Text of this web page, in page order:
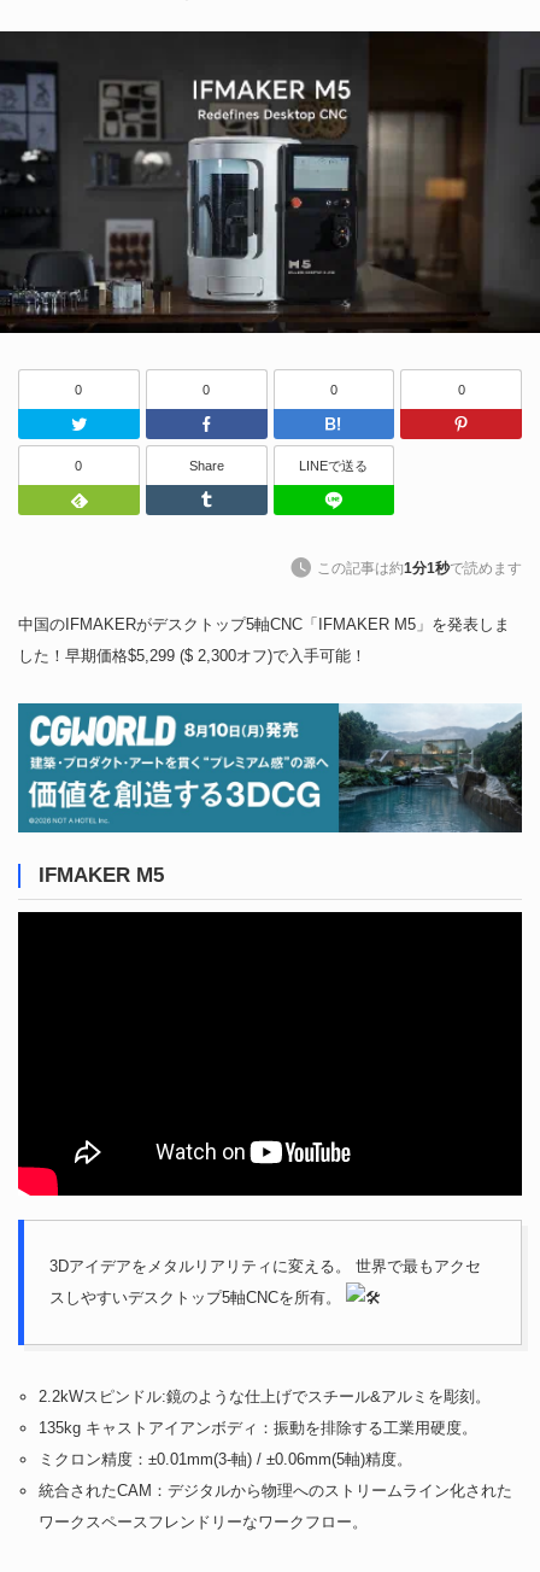
0
Twitter
0
Facebook
0
はてなブッ
0
0
Feedly
Share
Tumblr
LINEで送る
この記事は約1分1秒で読めます
中国のIFMAKERがデスクトップ5軸CNC「IFMAKER M5」を発表しま
した！早期価格$5,299 ($ 2,300オフ)で入手可能！
IFMAKER M5
3Dアイデアをメタルリアリティに変える。 世界で最もアクセ
スしやすいデスクトップ5軸CNCを所有。
2.2kWスピンドル:鏡のような仕上げでスチール&アルミを彫刻。
135kg キャストアイアンボディ：振動を排除する工業用硬度。
ミクロン精度：±0.01mm(3-軸) / ±0.06mm(5軸)精度。
統合されたCAM：デジタルから物理へのストリームライン化された
ワークスペースフレンドリーなワークフロー。